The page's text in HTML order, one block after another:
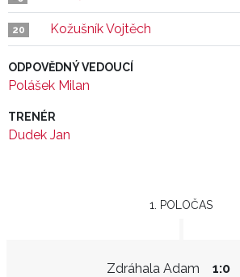
20 Kožušník Vojtěch
ODPOVĚDNÝ VEDOUCÍ
Polášek Milan
TRENÉR
Dudek Jan
1. POLOČAS
Zdráhala Adam 1:0